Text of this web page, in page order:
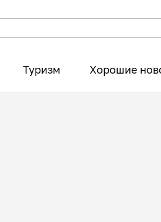
Туризм Хорошие